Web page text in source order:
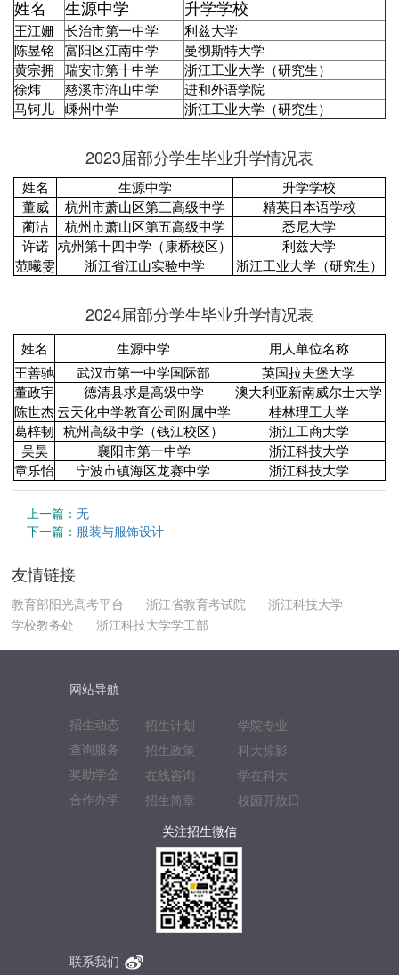
姓名 生源中学 升学学校
王江姗 长治市第一中学
利兹大学
陈昱铭
富阳区江南中学
曼彻斯特大学
黄宗拥
瑞安市第十中学
浙江工业大学（研究生）
徐炜
慈溪市浒山中学
进和外语学院
马钶儿
嵊州中学 浙江工业大学（研究生）
2023届部分学生毕业升学情况表
姓名 生源中学
升学学校
董威
杭州市萧山区第三高级中学
精英日本语学校
蔺洁
杭州市萧山区第五高级中学
悉尼大学
许诺
杭州第十四中学（康桥校区）
利兹大学
范曦雯
浙江省江山实验中学 浙江工业大学（研究生）
2024届部分学生毕业升学情况表
姓名 生源中学
用人单位名称
王善驰
武汉市第一中学国际部
英国拉夫堡大学
董政宇
德清县求是高级中学
澳大利亚新南威尔士大学
陈世杰云天化中学教育公司附属中学
桂林理工大学
葛梓韧
杭州高级中学（钱江校区）
浙江工商大学
吴昊
襄阳市第一中学
浙江科技大学
章乐怡
宁波市镇海区龙赛中学 浙江科技大学
上一篇： 无
下一篇： 服装与服饰设计
友情链接
教育部阳光高考平台 浙江省教育考试院
浙江科技大学
学校教务处
浙江科技大学学工部
网站导航
招生动态
查询服务
奖助学金
合作办学
招生计划
招生政策
在线咨询
招生简章
学院专业
科大掠影
学在科大
校园开放日
关注招生微信
联系我们